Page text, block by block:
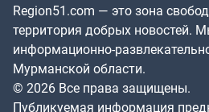
Region51.com — это зона
территория добрых новостей.
информационно-
Мурманской области.
© 2026 Все права защищены.
Публикуемая информация